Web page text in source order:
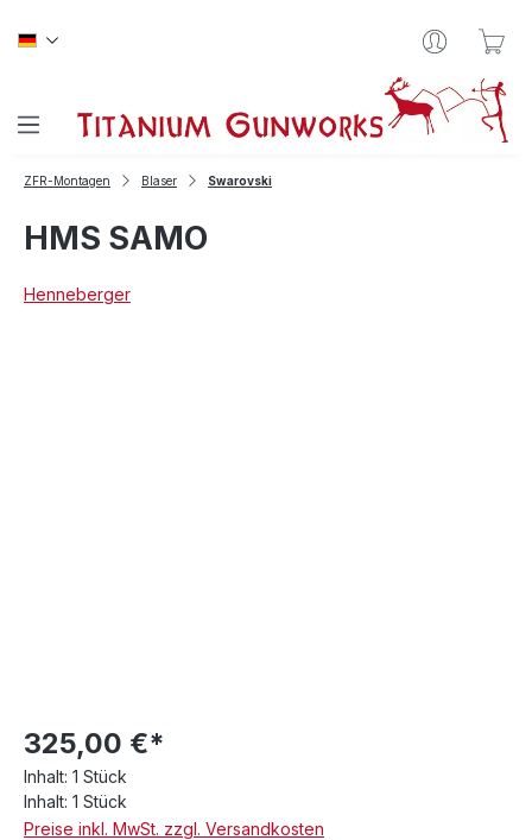
ZFR-Montagen Blaser Swarovski
HMS SAMO
Henneberger
325,00 €*
Inhalt: 1 Stück
Inhalt: 1 Stück
Preise inkl. MwSt. zzgl. Versandkosten